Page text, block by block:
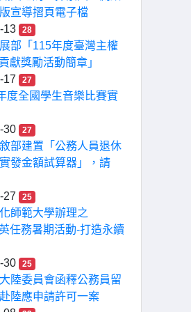
宣導摺頁電子檔
13
28
部「115年度臺灣主權
獻獎勵活動簡章」
17
27
度全國學生音樂比賽實
30
27
部建置「公務人員退休
發金額試算器」，請
27
25
師範大學辦理之
任務暑期活動-打造永續
30
25
陸委員會函釋公務員留
陸應申請許可一案